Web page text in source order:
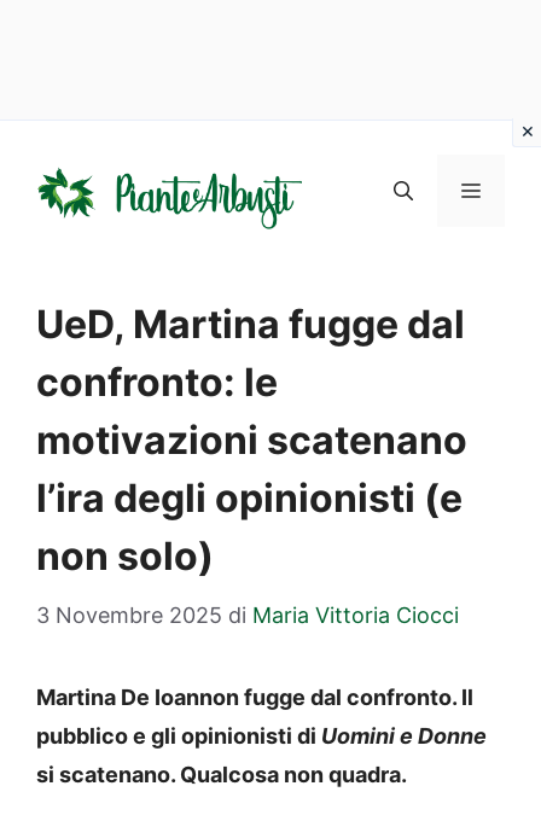
contenuto
MENU
UeD, Martina fugge dal
confronto: le
motivazioni scatenano
l’ira degli opinionisti (e
non solo)
3 Novembre 2025 di Maria Vittoria Ciocci
Martina De Ioannon fugge dal confronto. Il
pubblico e gli opinionisti di Uomini e Donne
si scatenano. Qualcosa non quadra.